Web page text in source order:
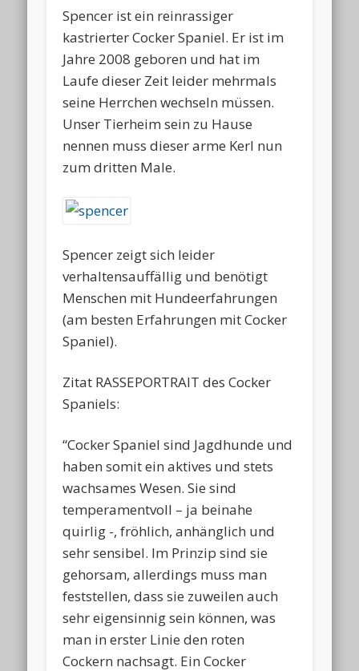
Spencer ist ein reinrassiger
kastrierter Cocker Spaniel. Er ist im
Jahre 2008 geboren und hat im
Laufe dieser Zeit leider mehrmals
seine Herrchen wechseln müssen.
Unser Tierheim sein zu Hause
nennen muss dieser arme Kerl nun
zum dritten Male.
Spencer zeigt sich leider
verhaltensauffällig und benötigt
Menschen mit Hundeerfahrungen
(am besten Erfahrungen mit Cocker
Spaniel).
Zitat RASSEPORTRAIT des Cocker
Spaniels:
“Cocker Spaniel sind Jagdhunde und
haben somit ein aktives und stets
wachsames Wesen. Sie sind
temperamentvoll – ja beinahe
quirlig -, fröhlich, anhänglich und
sehr sensibel. Im Prinzip sind sie
gehorsam, allerdings muss man
feststellen, dass sie zuweilen auch
sehr eigensinnig sein können, was
man in erster Linie den roten
Cockern nachsagt. Ein Cocker